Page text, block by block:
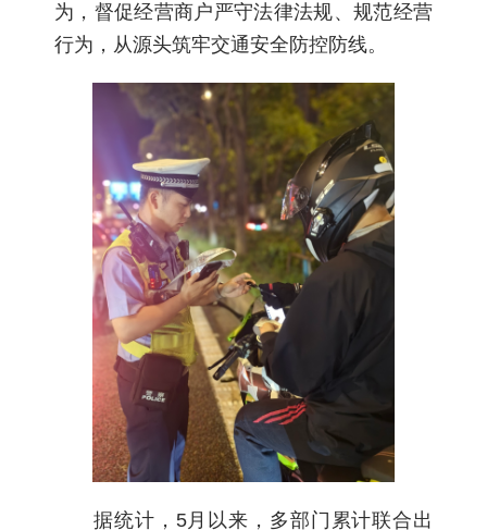
为，督促经营商户严守法律法规、规范经营
行为，从源头筑牢交通安全防控防线。
据统计，5月以来，多部门累计联合出